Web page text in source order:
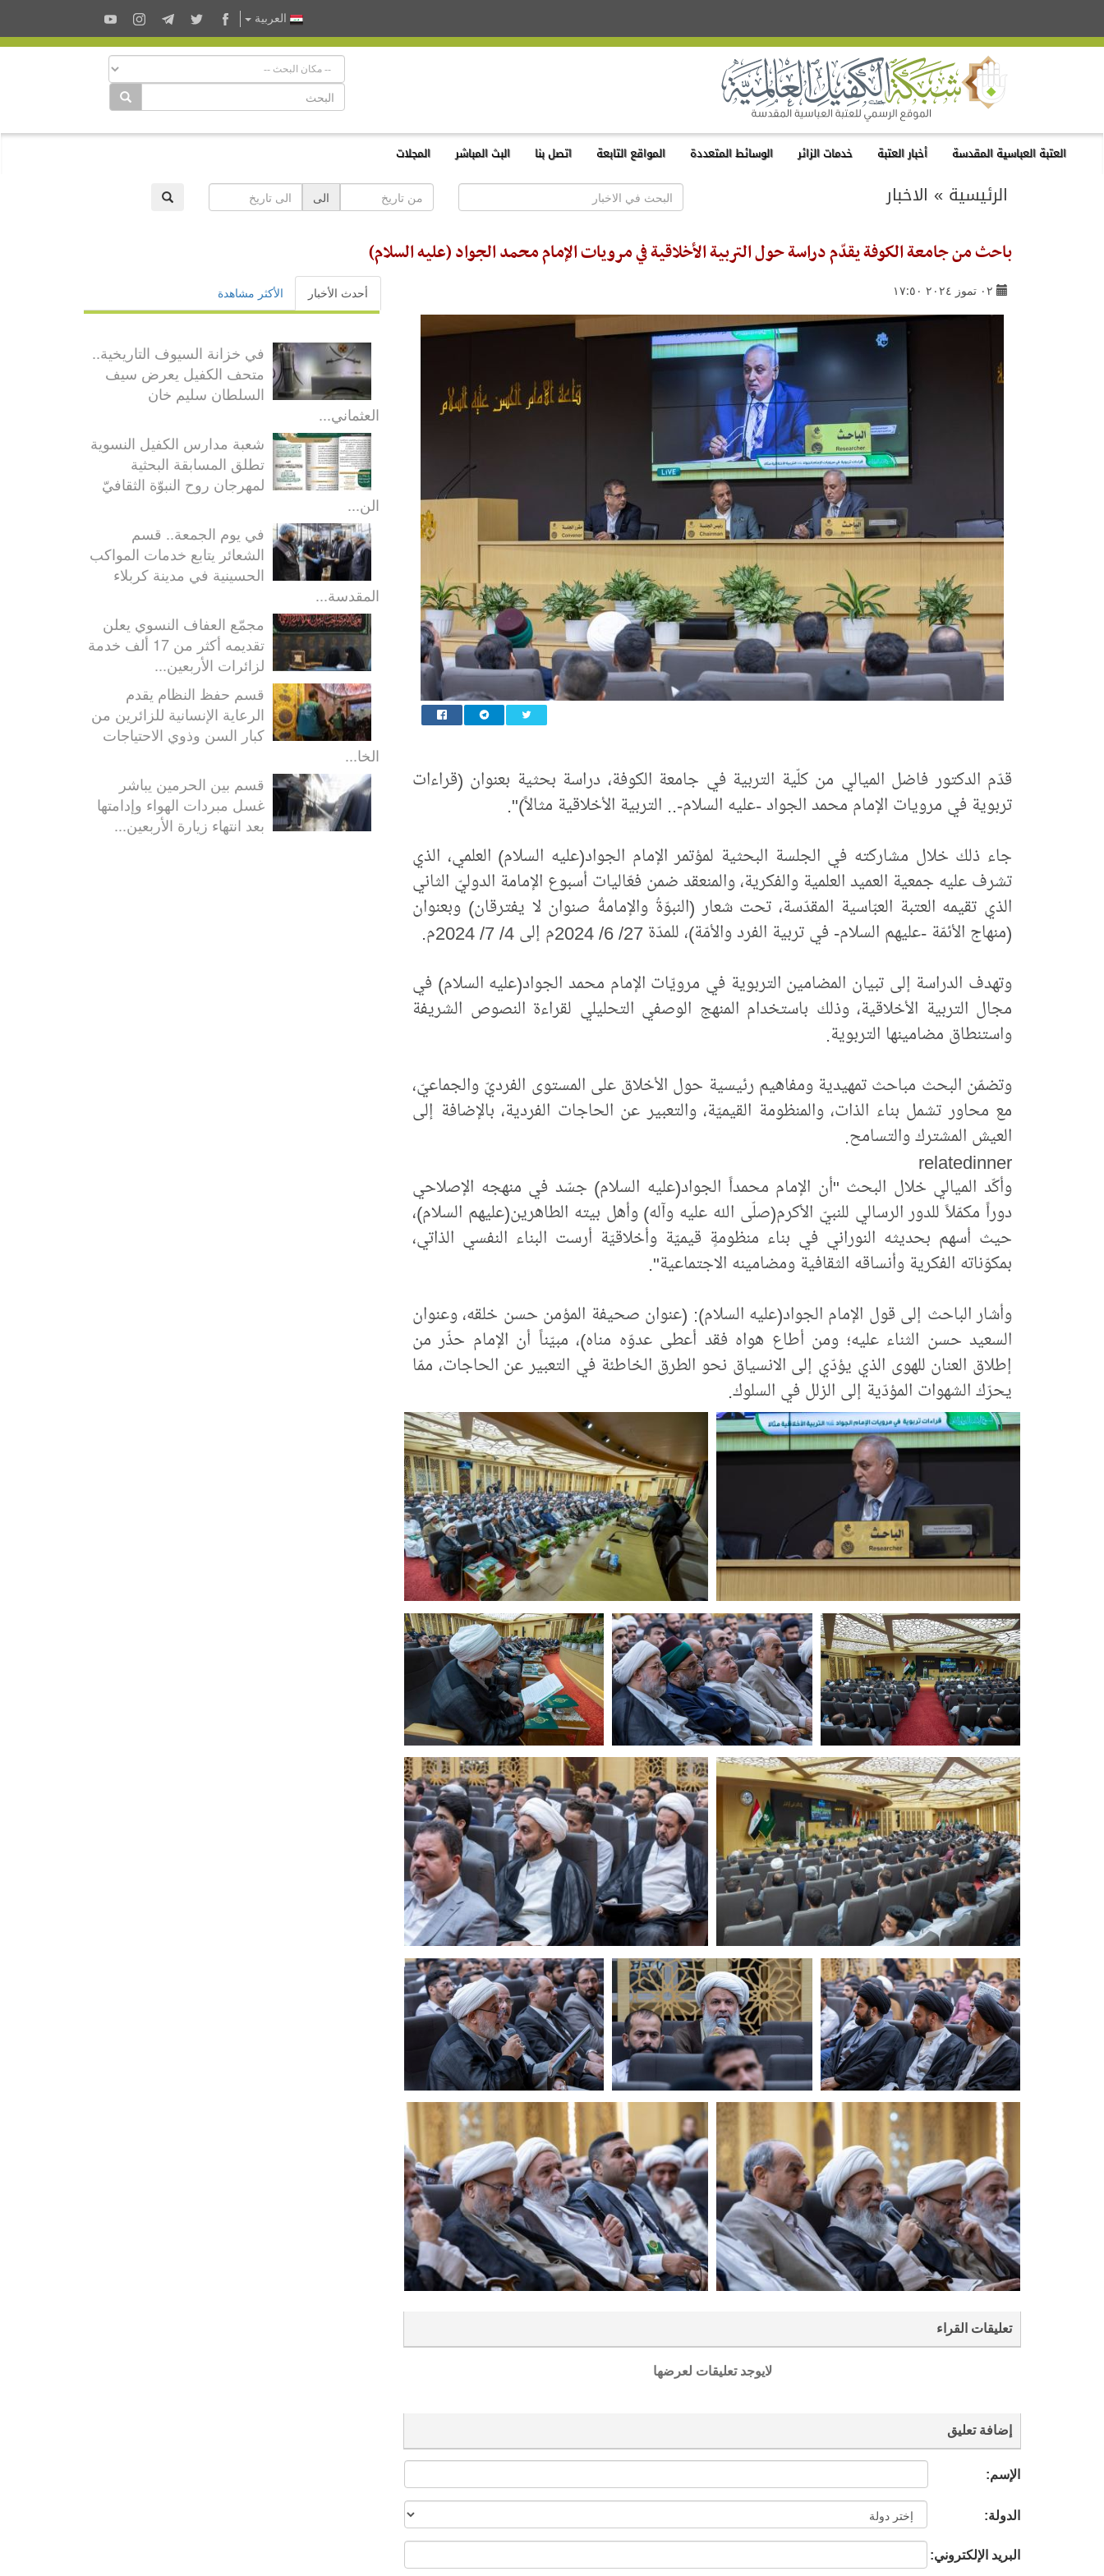
العربية
العتبة العباسية المقدسة أخبار العتبة خدمات الزائر الوسائط المتعددة المواقع التابعة اتصل بنا البث المباشر المجلات
الرئيسية » الاخبار الى
باحث من جامعة الكوفة يقدّم دراسة حول التربية الأخلاقية في مرويات الإمام محمد الجواد (عليه السلام)
٠٢ تموز ٢٠٢٤ ١٧:٥٠
قدّم الدكتور فاضل الميالي من كلّية التربية في جامعة الكوفة، دراسة بحثية بعنوان (قراءات
تربوية في مرويات الإمام محمد الجواد -عليه السلام-.. التربية الأخلاقية مثالاً)".
جاء ذلك خلال مشاركته في الجلسة البحثية لمؤتمر الإمام الجواد(عليه السلام) العلمي، الذي
تشرف عليه جمعية العميد العلمية والفكرية، والمنعقد ضمن فعّاليات أسبوع الإمامة الدوليّ الثاني
الذي تقيمه العتبة العبّاسية المقدّسة، تحت شعار (النبوّةُ والإمامةُ صنوان لا يفترقان) وبعنوان
(منهاج الأئمّة -عليهم السلام- في تربية الفرد والأمّة)، للمدّة 27/ 6/ 2024م إلى 4/ 7/ 2024م.
وتهدف الدراسة إلى تبيان المضامين التربوية في مرويّات الإمام محمد الجواد(عليه السلام) في
مجال التربية الأخلاقية، وذلك باستخدام المنهج الوصفي التحليلي لقراءة النصوص الشريفة
واستنطاق مضامينها التربوية.
وتضمّن البحث مباحث تمهيدية ومفاهيم رئيسية حول الأخلاق على المستوى الفرديّ والجماعيّ،
مع محاور تشمل بناء الذات، والمنظومة القيميّة، والتعبير عن الحاجات الفردية، بالإضافة إلى
العيش المشترك والتسامح.
relatedinner
وأكّد الميالي خلال البحث "أن الإمام محمداً الجواد(عليه السلام) جسّد في منهجه الإصلاحي
دوراً مكمّلاً للدور الرسالي للنبيّ الأكرم(صلّى الله عليه وآله) وأهل بيته الطاهرين(عليهم السلام)،
حيث أسهم بحديثه النوراني في بناء منظومةٍ قيميّة وأخلاقيّة أرست البناء النفسي الذاتي،
بمكوّناته الفكرية وأنساقه الثقافية ومضامينه الاجتماعية".
وأشار الباحث إلى قول الإمام الجواد(عليه السلام): (عنوان صحيفة المؤمن حسن خلقه، وعنوان
السعيد حسن الثناء عليه؛ ومن أطاع هواه فقد أعطى عدوّه مناه)، مبيّناً أن الإمام حذّر من
إطلاق العنان للهوى الذي يؤدّي إلى الانسياق نحو الطرق الخاطئة في التعبير عن الحاجات، ممّا
يحرّك الشهوات المؤدّية إلى الزلل في السلوك.
تعليقات القراء
لايوجد تعليقات لعرضها
إضافة تعليق
الإسم:
الدولة:
البريد الإلكتروني:
أحدث الأخبار الأكثر مشاهدة
في خزانة السيوف التاريخية..
متحف الكفيل يعرض سيف
السلطان سليم خان
العثماني...
شعبة مدارس الكفيل النسوية
تطلق المسابقة البحثية
لمهرجان روح النبوّة الثقافيّ
الن...
في يوم الجمعة.. قسم
الشعائر يتابع خدمات المواكب
الحسينية في مدينة كربلاء
المقدسة...
مجمّع العفاف النسوي يعلن
تقديمه أكثر من 17 ألف خدمة
لزائرات الأربعين...
قسم حفظ النظام يقدم
الرعاية الإنسانية للزائرين من
كبار السن وذوي الاحتياجات
الخا...
قسم بين الحرمين يباشر
غسل مبردات الهواء وإدامتها
بعد انتهاء زيارة الأربعين...